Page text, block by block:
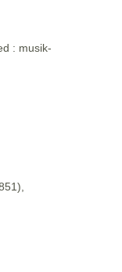
: musik-